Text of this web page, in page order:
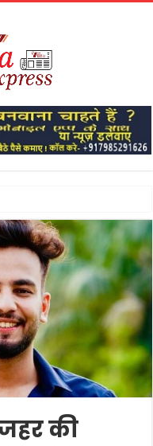
की